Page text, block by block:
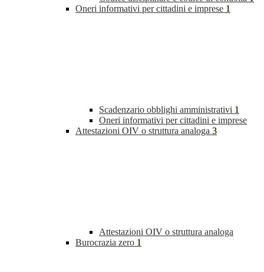
Oneri informativi per cittadini e imprese 1
Scadenzario obblighi amministrativi 1
Oneri informativi per cittadini e imprese
Attestazioni OIV o struttura analoga 3
Attestazioni OIV o struttura analoga
Burocrazia zero 1